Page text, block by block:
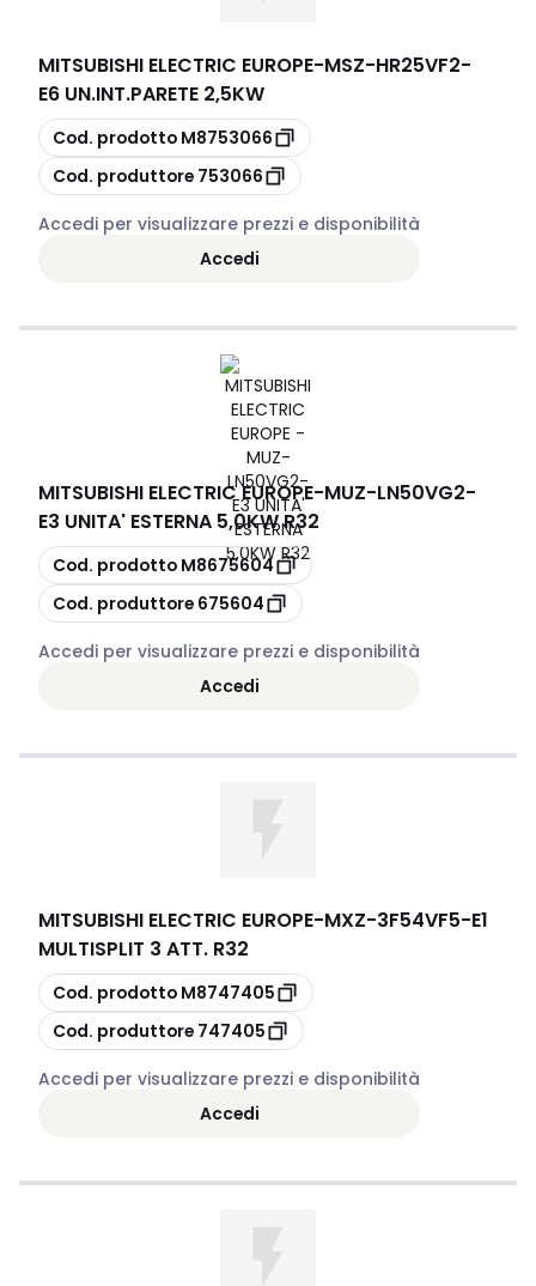
MITSUBISHI ELECTRIC EUROPE-MSZ-HR25VF2-
E6 UN.INT.PARETE 2,5KW
copia
Cod. prodotto M8753066
copia
Cod. produttore 753066
Accedi per visualizzare prezzi e disponibilità
Accedi
MITSUBISHI ELECTRIC EUROPE-MUZ-LN50VG2-
E3 UNITA' ESTERNA 5,0KW R32
copia
Cod. prodotto M8675604
copia
Cod. produttore 675604
Accedi per visualizzare prezzi e disponibilità
Accedi
MITSUBISHI ELECTRIC EUROPE-MXZ-3F54VF5-E1
MULTISPLIT 3 ATT. R32
copia
Cod. prodotto M8747405
copia
Cod. produttore 747405
Accedi per visualizzare prezzi e disponibilità
Accedi